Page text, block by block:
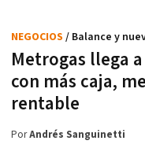
Metrogas llega
con más caja,
rentable
NEGOCIOS / Balance y
PorAndrés Sanguinetti